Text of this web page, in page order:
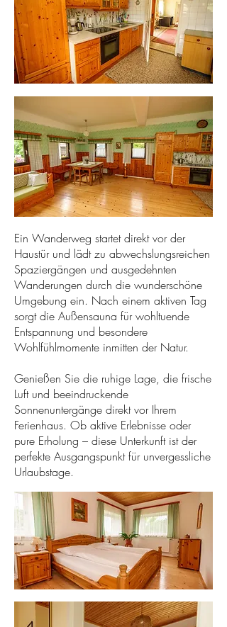
Ein Wanderweg startet direkt vor der
Haustür und lädt zu abwechslungsreichen
Spaziergängen und ausgedehnten
Wanderungen durch die wunderschöne
Umgebung ein. Nach einem aktiven Tag
sorgt die Außensauna für wohltuende
Entspannung und besondere
Wohlfühlmomente inmitten der Natur.
Genießen Sie die ruhige Lage, die frische
Luft und beeindruckende
Sonnenuntergänge direkt vor Ihrem
Ferienhaus. Ob aktive Erlebnisse oder
pure Erholung – diese Unterkunft ist der
perfekte Ausgangspunkt für unvergessliche
Urlaubstage.